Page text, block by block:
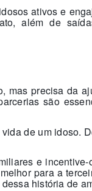
ativos e
além de
mas precisa da
são
de um idoso.
e
para a
história de